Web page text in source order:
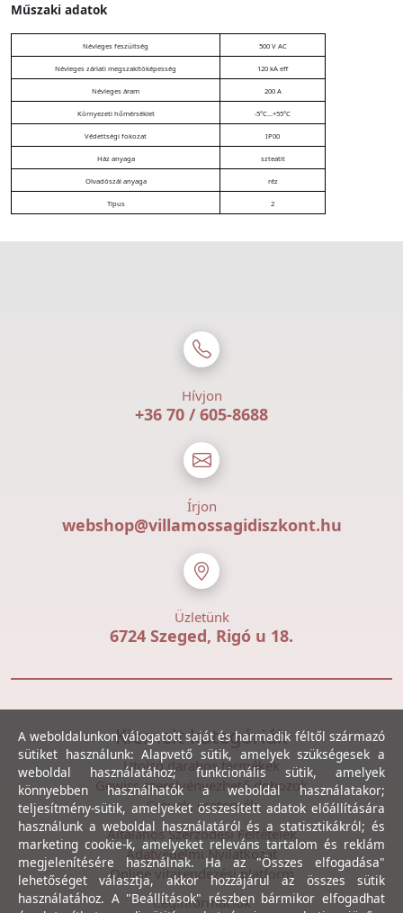
Műszaki adatok
Névleges feszültség 500 V AC
Névleges zárlati megszakítóképesség 120 kA eff
Névleges áram 200 A
Környezeti hőmérséklet -5°C...+55°C
Védettségi fokozat IP00
Ház anyaga szteatit
Olvadószál anyaga réz
Típus 2
Hívjon
+36 70 / 605-8688
Írjon
webshop@villamossagidiszkont.hu
Üzletünk
6724 Szeged, Rigó u 18.
Kiemelt kategóriák
Utolsó darabos termékek
Gewiss szerelvényezhető dobozok
Csövek, csatornák
Általános Szerződési Feltételek
Adatvédelmi Nyilatkozat
Online vitarendezési platform
Céginformációk
A weboldalunkon válogatott saját és harmadik féltől származó
sütiket használunk: Alapvető sütik, amelyek szükségesek a
weboldal használatához; funkcionális sütik, amelyek
könnyebben használhatók a weboldal használatakor;
teljesítmény-sütik, amelyeket összesített adatok előállítására
használunk a weboldal használatáról és a statisztikákról; és
marketing cookie-k, amelyeket releváns tartalom és reklám
megjelenítésére használnak. Ha az "Összes elfogadása"
lehetőséget választja, akkor hozzájárul az összes sütik
használatához. A "Beállítások" részben bármikor elfogadhat